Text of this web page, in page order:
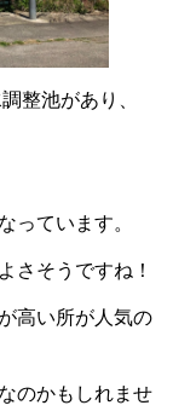
整池があり、
っています。
さそうですね！
高い所が人気の
なのかもしれませ